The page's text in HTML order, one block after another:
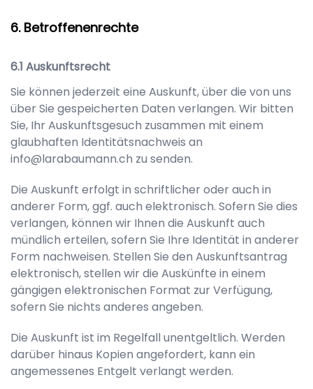
Betroffenenrechte
Auskunftsrecht
Sie können jederzeit eine Auskunft, über die von uns
über Sie gespeicherten Daten verlangen. Wir bitten
Sie, Ihr Auskunftsgesuch zusammen mit einem
glaubhaften Identitätsnachweis an
info@larabaumann.ch zu senden.
Die Auskunft erfolgt in schriftlicher oder auch in
anderer Form, ggf. auch elektronisch. Sofern Sie dies
verlangen, können wir Ihnen die Auskunft auch
mündlich erteilen, sofern Sie Ihre Identität in anderer
Form nachweisen. Stellen Sie den Auskunftsantrag
elektronisch, stellen wir die Auskünfte in einem
gängigen elektronischen Format zur Verfügung,
sofern Sie nichts anderes angeben.
Die Auskunft ist im Regelfall unentgeltlich. Werden
darüber hinaus Kopien angefordert, kann ein
angemessenes Entgelt verlangt werden.